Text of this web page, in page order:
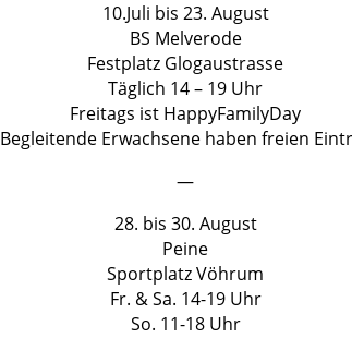
10.Juli bis 23. August
BS Melverode
Festplatz Glogaustrasse
Täglich 14 – 19 Uhr
Freitags ist HappyFamilyDay
Begleitende Erwachsene haben freien
—
28. bis 30. August
Peine
Sportplatz Vöhrum
Fr. & Sa. 14-19 Uhr
So. 11-18 Uhr